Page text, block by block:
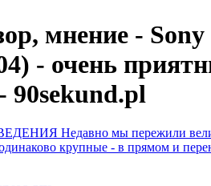
мнение -
- очень
90sekund.pl
Недавно мы пережили
крупные - в прямом и